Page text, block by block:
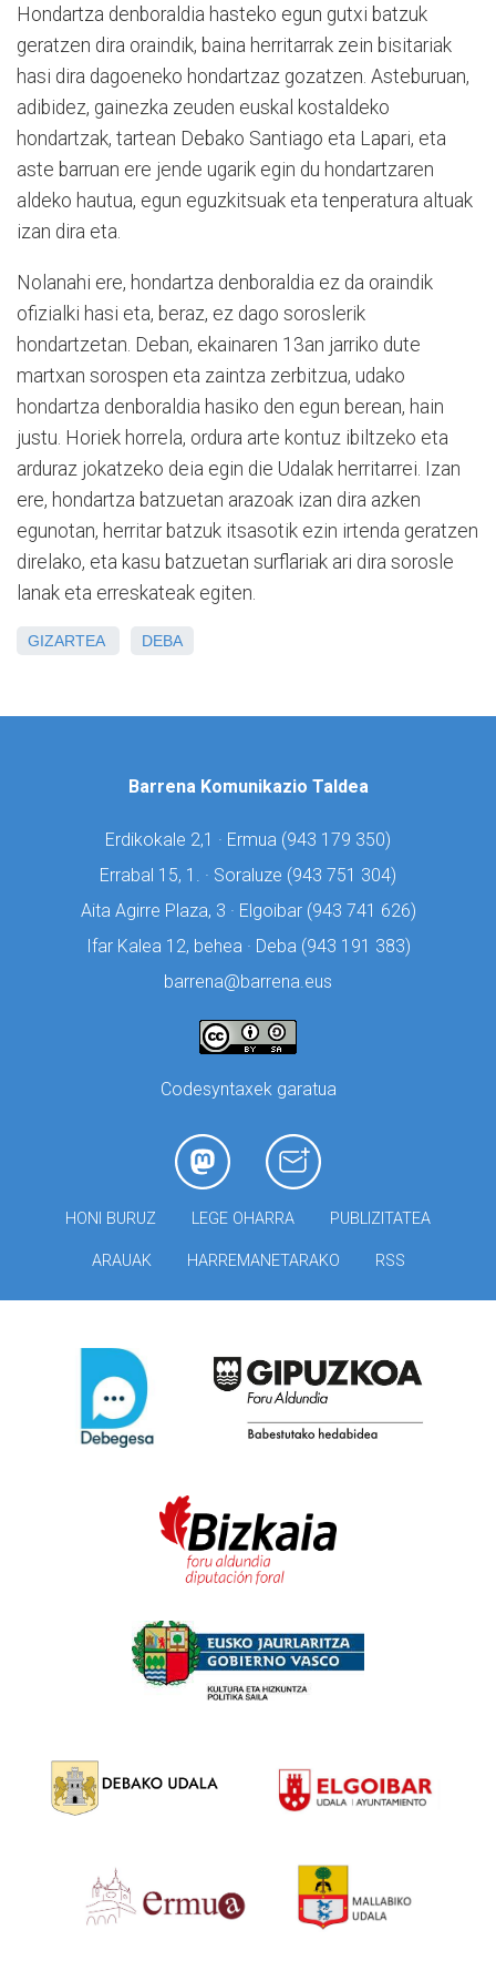
Hondartza denboraldia hasteko egun gutxi batzuk
geratzen dira oraindik, baina herritarrak zein bisitariak
hasi dira dagoeneko hondartzaz gozatzen. Asteburuan,
adibidez, gainezka zeuden euskal kostaldeko
hondartzak, tartean Debako Santiago eta Lapari, eta
aste barruan ere jende ugarik egin du hondartzaren
aldeko hautua, egun eguzkitsuak eta tenperatura altuak
izan dira eta.
Nolanahi ere, hondartza denboraldia ez da oraindik
ofizialki hasi eta, beraz, ez dago soroslerik
hondartzetan. Deban, ekainaren 13an jarriko dute
martxan sorospen eta zaintza zerbitzua, udako
hondartza denboraldia hasiko den egun berean, hain
justu. Horiek horrela, ordura arte kontuz ibiltzeko eta
arduraz jokatzeko deia egin die Udalak herritarrei. Izan
ere, hondartza batzuetan arazoak izan dira azken
egunotan, herritar batzuk itsasotik ezin irtenda geratzen
direlako, eta kasu batzuetan surflariak ari dira sorosle
lanak eta erreskateak egiten.
GIZARTEA DEBA
Barrena Komunikazio Taldea
Erdikokale 2,1 · Ermua (943 179 350)
Errabal 15, 1. · Soraluze (943 751 304)
Aita Agirre Plaza, 3 · Elgoibar (943 741 626)
Ifar Kalea 12, behea · Deba (943 191 383)
barrena@barrena.eus
Codesyntaxek garatua
HONI BURUZ LEGE OHARRA PUBLIZITATEA
ARAUAK HARREMANETARAKO RSS